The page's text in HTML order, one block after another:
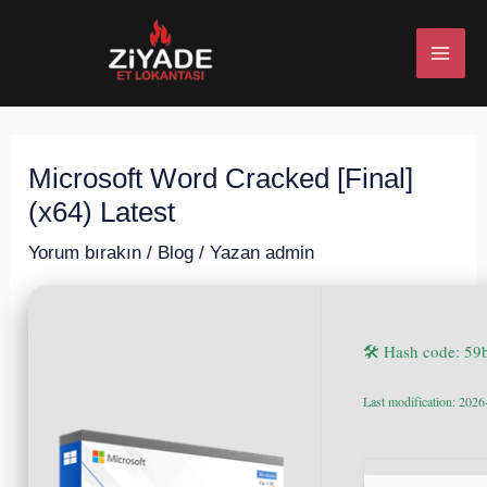
Microsoft Word Cracked [Final]
(x64) Latest
Yorum bırakın / Blog / Yazan admin
🛠 Hash code:
Last modification: